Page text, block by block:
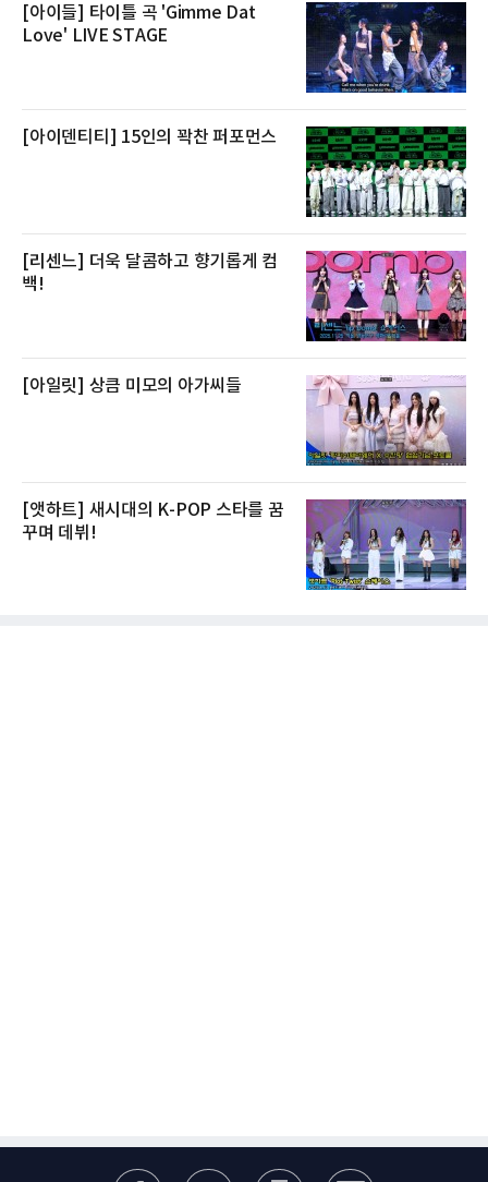
제큐티브 두 가지 타입으로 구성된다. 디럭스 패
키지는 객실 1박(룸 온리)으로 심플한 호캉스를
즐길 수 있으며, 이그제큐티브 패키지는 객실 1
[아이들] 타이틀 곡 'Gimme Dat
Love' LIVE STAGE
[아이덴티티] 15인의 꽉찬 퍼포먼스
[리센느] 더욱 달콤하고 향기롭게 컴
백!
[아일릿] 상큼 미모의 아가씨들
[앳하트] 새시대의 K-POP 스타를 꿈
꾸며 데뷔!